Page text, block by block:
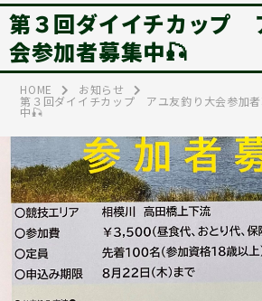
第３回ダイイチカップ
会参加者募集中🎣
HOME お知らせ
第３回ダイイチカップ アユ友釣り大会参加者
中🎣